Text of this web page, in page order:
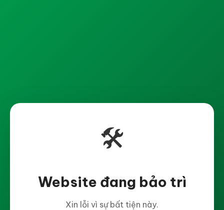
🛠️
Website đang bảo trì
Xin lỗi vì sự bất tiện này.